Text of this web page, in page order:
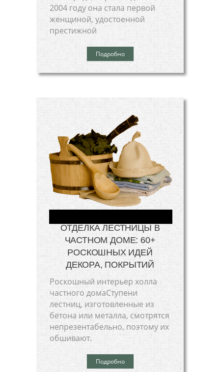
2004 году она стала первой
женщиной, удостоенной
престижной
Подробно
ОТДЕЛКА ЛЕСТНИЦЫ В
ЧАСТНОМ ДОМЕ: 60+
РОСКОШНЫХ ИДЕЙ
ДЕКОРА, ПОКРЫТИЙ
Роскошный интерьер холла
частного домаСтупени
лестниц, изготовленные из
бетона или металла, смотрятся
непрезентабельно, поэтому их
обшивают.
Подробно